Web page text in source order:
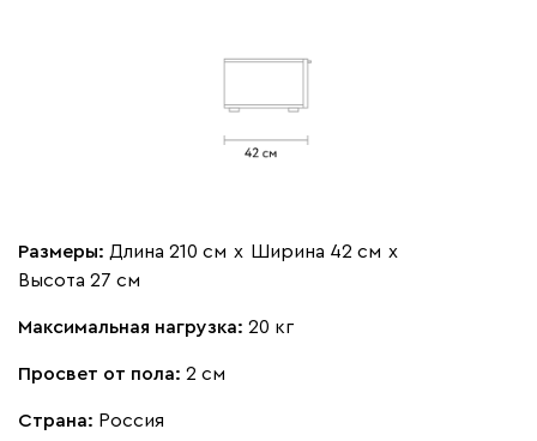
Размеры: Длина 210 см х Ширина 42 см х
Высота 27 см
Максимальная нагрузка: 20 кг
Просвет от пола: 2 см
Страна: Россия